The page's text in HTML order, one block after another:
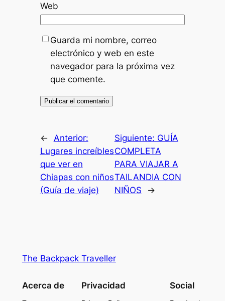
Web
Guarda mi nombre, correo
electrónico y web en este
navegador para la próxima vez
que comente.
←
Anterior:
Lugares increíbles
que ver en
Chiapas con niños
(Guía de viaje)
Siguiente: GUÍA
COMPLETA
PARA VIAJAR A
TAILANDIA CON
NIÑOS
→
The Backpack Traveller
Acerca de Privacidad Social